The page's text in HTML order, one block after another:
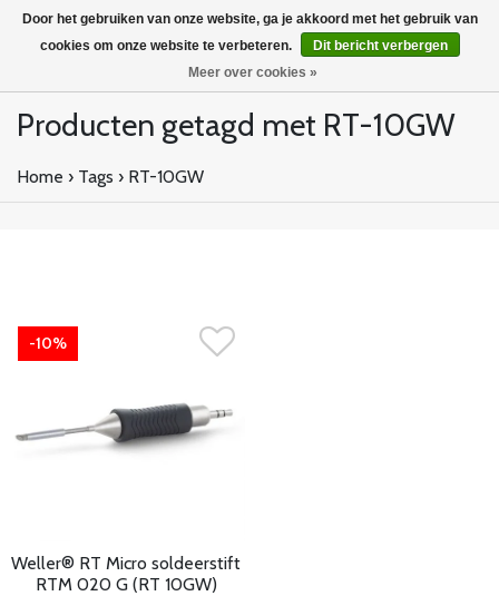
Producten getagd met RT-10GW
Home › Tags › RT-10GW
-10%
Weller® RT Micro soldeerstift
RTM 020 G (RT 10GW)
Door het gebruiken van onze website, ga je akkoord met het gebruik van
cookies om onze website te verbeteren.
Dit bericht verbergen
Meer over cookies »